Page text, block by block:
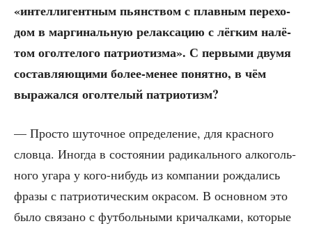
«интел­ли­гент­ным пьян­ством с плав­ным пере­хо­
дом в мар­ги­наль­ную релак­са­цию с лёг­ким налё­
том огол­те­ло­го пат­ри­о­тиз­ма». С пер­вы­ми дву­мя
состав­ля­ю­щи­ми более-менее понят­но, в чём
выра­жал­ся огол­те­лый патриотизм?
— Про­сто шуточ­ное опре­де­ле­ние, для крас­но­го
слов­ца. Ино­гда в состо­я­нии ради­каль­но­го алко­голь­
но­го уга­ра у кого-нибудь из ком­па­нии рож­да­лись
фра­зы с пат­ри­о­ти­че­ским окра­сом. В основ­ном это
было свя­за­но с фут­боль­ны­ми кри­чал­ка­ми, кото­рые